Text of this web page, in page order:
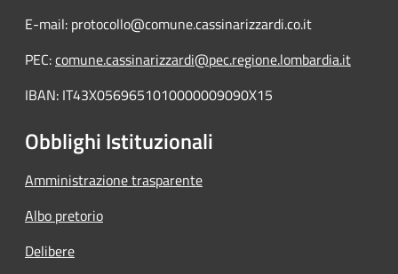
E-mail: protocollo@comune.cassinarizzardi.co.it
PEC:comune.cassinarizzardi@pec.regione.lombardia.it
IBAN: IT43X0569651010000009090X15
Obblighi Istituzionali
Amministrazione trasparente
Albo pretorio
Delibere